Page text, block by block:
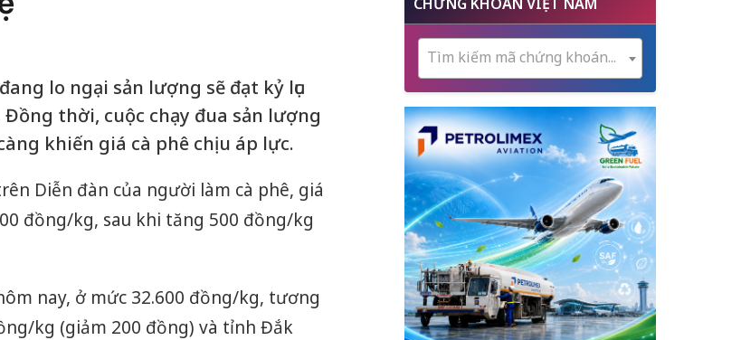
lo ngại sản lượng sẽ đạt kỷ lục
thời, cuộc chạy đua sản lượng
khiến giá cà phê chịu áp lực.
Diễn đàn của người làm cà phê, giá
đồng/kg, sau khi tăng 500 đồng/kg
nay, ở mức 32.600 đồng/kg, tương
kg (giảm 200 đồng) và tỉnh Đắk
Tìm kiếm mã chứng khoán...